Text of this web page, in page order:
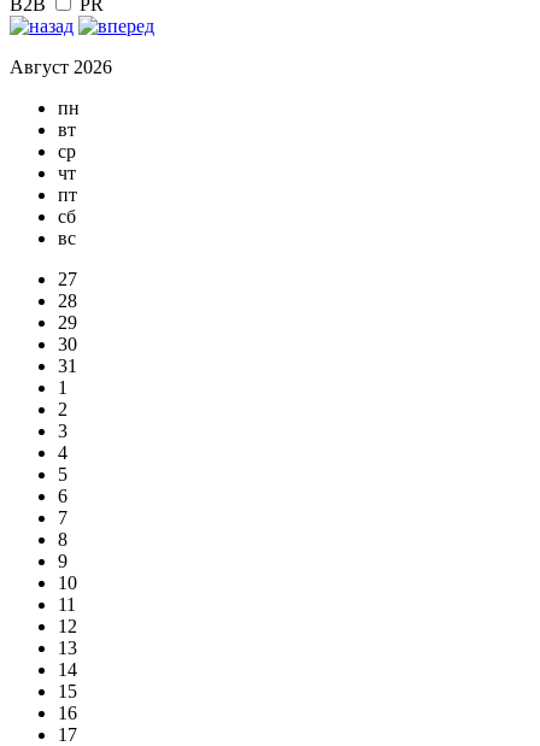
Август 2026
пн
вт
ср
чт
пт
сб
вс
27
28
29
30
31
1
2
3
4
5
6
7
8
9
10
11
12
13
14
15
16
17